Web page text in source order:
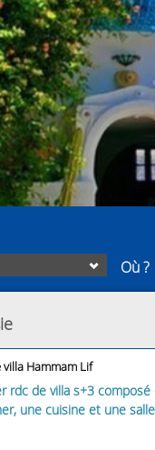
Où ?
villa Hammam Lif
rdc de villa s+3
une cuisine et une